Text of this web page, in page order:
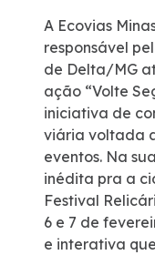
Política de
Mapa da via
Atendimento
Ressarcimento
Dúvidas
A Ecovias
responsável
de Delta/MG
ação “Volte
iniciativa de
viária voltada
eventos. Na
inédita pra a
Festival
6 e 7 de
e interativa